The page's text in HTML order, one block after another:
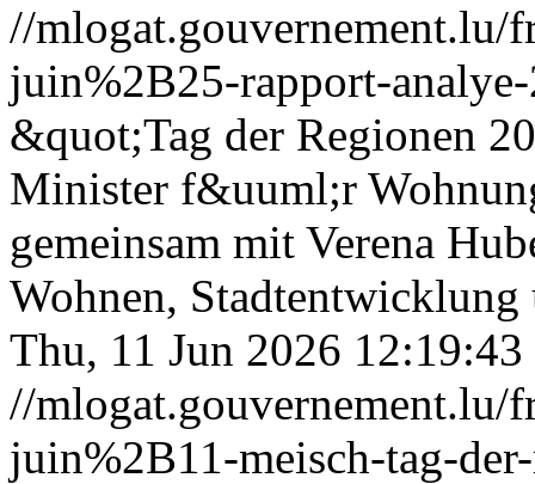
//mlogat.gouvernement.lu/
juin%2B25-rapport-
&quot;Tag der Regionen
Minister f&uuml;r
gemeinsam mit Verena
Wohnen,
Thu, 11 Jun 2026
//mlogat.gouvernement.lu/
juin%2B11-meisch-tag-